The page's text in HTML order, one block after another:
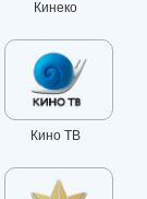
Кинеко
Кино ТВ